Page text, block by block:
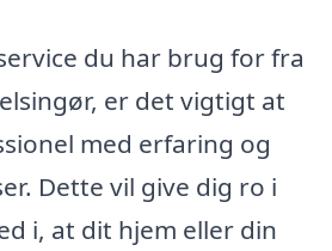
du har brug for fra
er det vigtigt at
med erfaring og
Dette vil give dig ro i
i, at dit hjem eller din